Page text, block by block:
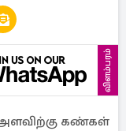
விளம்பரம்
கண்கள்